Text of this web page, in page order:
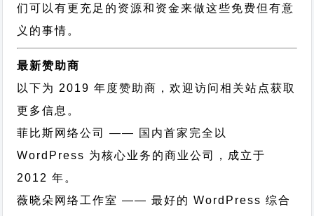
们可以有更充足的资源和资金来做这些免费但有意
义的事情。
最新赞助商
以下为 2019 年度赞助商，欢迎访问相关站点获取
更多信息。
菲比斯网络公司
—— 国内首家完全以
WordPress 为核心业务的商业公司，成立于
2012 年。
薇晓朵网络工作室 —— 最好的 WordPress 综合